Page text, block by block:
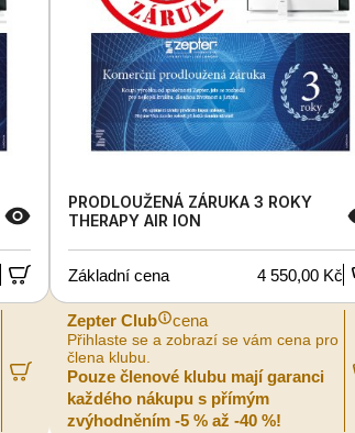
PRODLOUŽENÁ ZÁRUKA 3 ROKY
THERAPY AIR ION
Základní cena 4 550,00 Kč
Zepter Club cena
Přihlaste se a zobrazí se vám cena pro
člena klubu.
Pouze členové klubu mají garanci
každého nákupu s přímým
zvýhodněním -5 % až -40 %!